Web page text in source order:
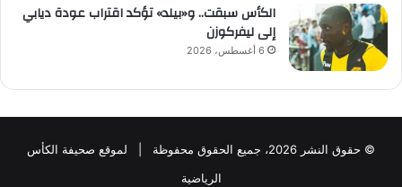
الكأس سبقت.. و«بيلد» تؤكد اقتراب عودة ديابي
إلى ليفركوزن
6 أغسطس، 2026
© حقوق النشر 2026، جميع الحقوق محفوظة | لموقع صحيفة الكأس
الرياضية